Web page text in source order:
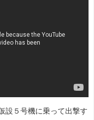
設５号機に乗って出撃す